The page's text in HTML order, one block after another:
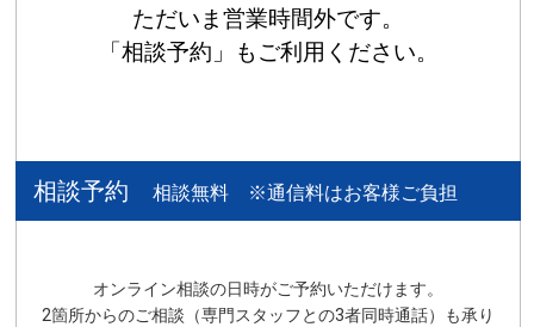
相談予約相談無料 ※通信料はお客様ご負担
オンライン相談の日時がご予約いただけます。
2箇所からのご相談（専門スタッフとの3者同時通話）も承り